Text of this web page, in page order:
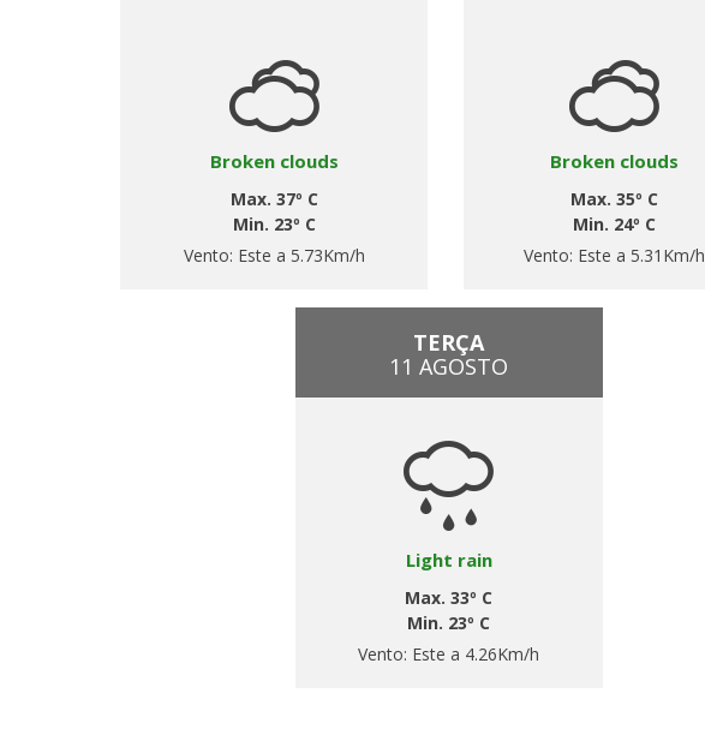
Broken clouds
Max. 37º C
Min. 23º C
Vento: Este a 5.73Km/h
Broken clouds
Max. 35º C
Min. 24º C
Vento: Este a 5.31Km/h
TERÇA
11 AGOSTO
Light rain
Max. 33º C
Min. 23º C
Vento: Este a 4.26Km/h